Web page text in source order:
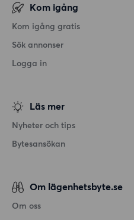
Kom igång
Kom igång gratis
Sök annonser
Logga in
Läs mer
Nyheter och tips
Bytesansökan
Om lägenhetsbyte.se
Om oss